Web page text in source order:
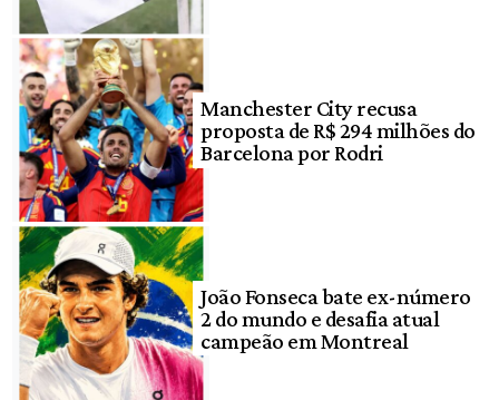
Manchester City recusa
proposta de R$ 294 milhões do
Barcelona por Rodri
João Fonseca bate ex-número
2 do mundo e desafia atual
campeão em Montreal